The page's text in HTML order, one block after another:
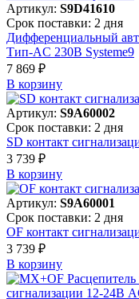
Артикул: S9D41610
Срок поставки: 2 дня
Дифференциальный
Тип-AC 230В Systeme9
7 869 ₽
В корзинy
Артикул: S9A60002
Срок поставки: 2 дня
SD контакт
3 739 ₽
В корзинy
Артикул: S9A60001
Срок поставки: 2 дня
OF контакт
3 739 ₽
В корзинy